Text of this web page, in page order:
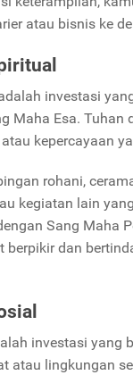
atau bisnis ke
investasi
Maha Esa. Tuhan
kepercayaan
rohani,
kegiatan lain
Sang Maha
berpikir dan
investasi yang
atau lingkungan